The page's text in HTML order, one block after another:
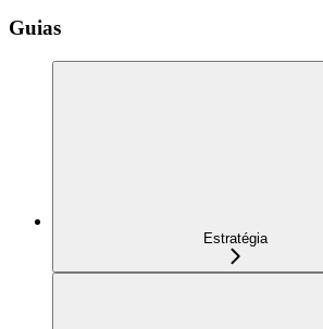
Guias
Estratégia